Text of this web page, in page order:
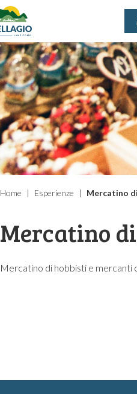
Home Esperienze Mercatino
Mercatino
Mercatino di hobbisti e mercanti